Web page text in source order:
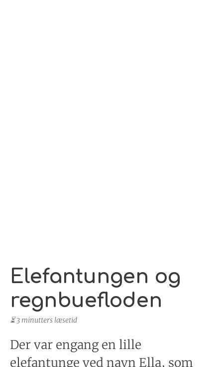
Elefantungen og
regnbuefloden
⏳ 3 minutters læsetid
Der var engang en lille
elefantunge ved navn Ella, som